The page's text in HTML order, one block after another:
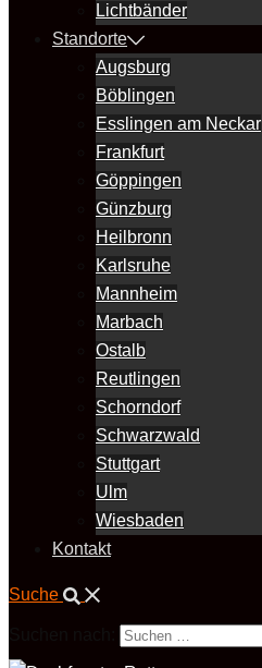
Lichtbänder
Standorte
Augsburg
Böblingen
Esslingen am Neckar
Frankfurt
Göppingen
Günzburg
Heilbronn
Karlsruhe
Mannheim
Marbach
Ostalb
Reutlingen
Schorndorf
Schwarzwald
Stuttgart
Ulm
Wiesbaden
Kontakt
Suche